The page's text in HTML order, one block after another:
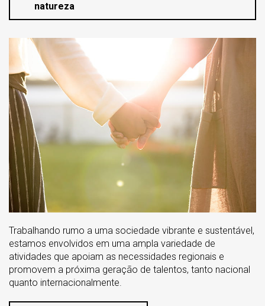
natureza
Trabalhando rumo a uma sociedade vibrante e sustentável,
estamos envolvidos em uma ampla variedade de
atividades que apoiam as necessidades regionais e
promovem a próxima geração de talentos, tanto nacional
quanto internacionalmente.